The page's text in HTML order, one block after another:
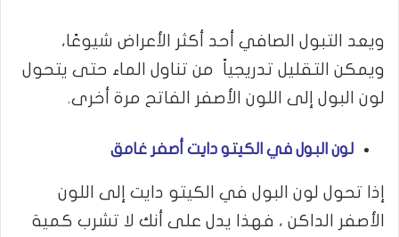
ويعد التبول الصافي أحد أكثر الأعراض شيوعًا،
ويمكن التقليل تدريجياً من تناول الماء حتى يتحول
لون البول إلى اللون الأصفر الفاتح مرة أخرى.
لون البول في الكيتو دايت أصفر غامق
إذا تحول لون البول في الكيتو دايت إلى اللون
الأصفر الداكن ، فهذا يدل على أنك لا تشرب كمية